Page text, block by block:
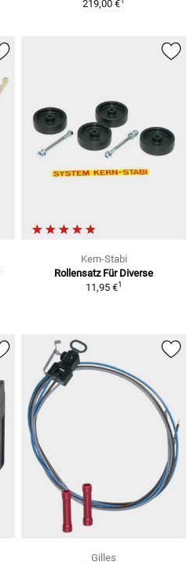
219,00 €
Kern-Stabi
Rollensatz Für Diverse
11,95 €1
Gilles